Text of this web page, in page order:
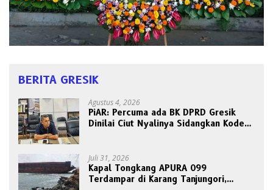
BERITA GRESIK
Agustus 4, 2026
PiAR: Percuma ada BK DPRD Gresik
Dinilai Ciut Nyalinya Sidangkan Kode
Juli 31, 2026
Kapal Tongkang APURA 099
Terdampar di Karang Tanjungori,